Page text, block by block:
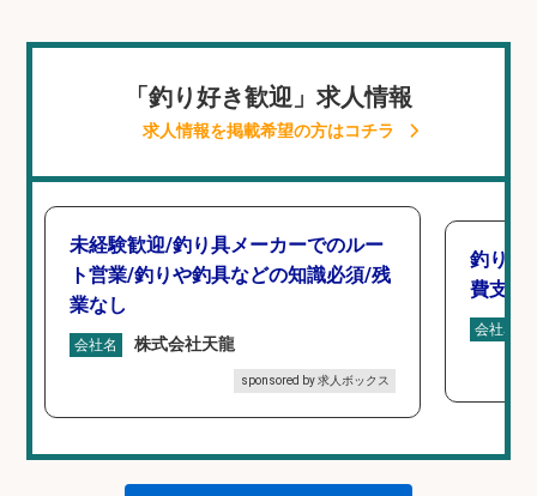
「釣り好き歓迎」求人情報
求人情報を掲載希望の方はコチラ
未経験歓迎/釣り具メーカーでのルー
ト営業/釣りや釣具などの知識必須/残
業なし
会社名 株式会社天龍
sponsored by 求人ボックス
釣り具
費支給
会社名